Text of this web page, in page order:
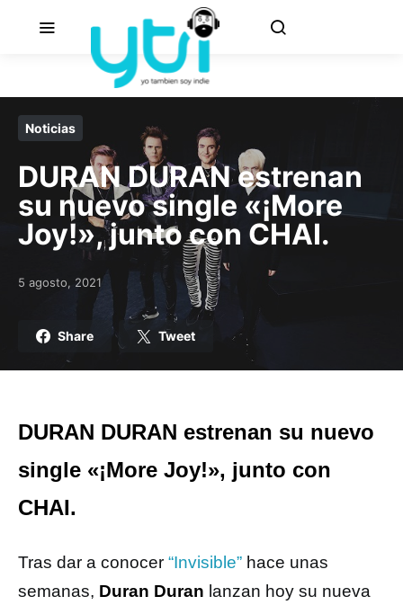
Noticias
DURAN DURAN estrenan
su nuevo single «¡More
Joy!», junto con CHAI.
Posted on
5 agosto, 2021
Share Tweet
DURAN DURAN estrenan su nuevo
single «¡More Joy!», junto con
CHAI.
Tras dar a conocer “Invisible” hace unas
semanas, Duran Duran lanzan hoy su nueva